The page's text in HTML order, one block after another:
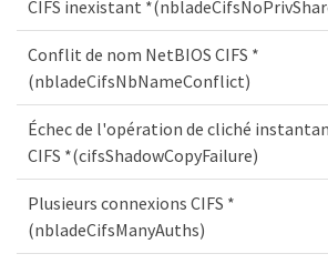
CIFS inexistant
Conflit de nom NetBIOS CIFS *
(nbladeCifsNbNameConflict)
Échec de l'opération de cliché
CIFS *(cifsShadowCopyFailure)
Plusieurs connexions CIFS *
(nbladeCifsManyAuths)